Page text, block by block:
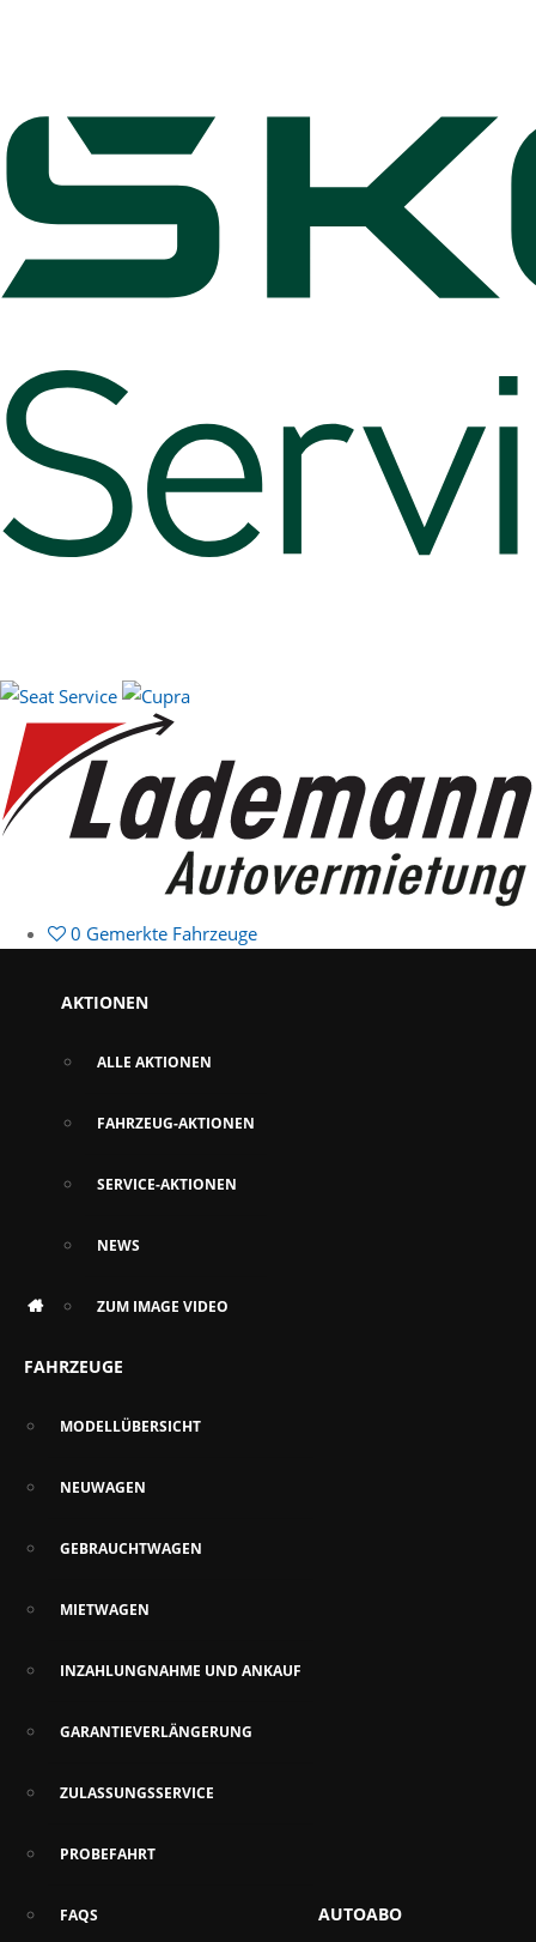
AKTIONEN
ALLE AKTIONEN
FAHRZEUG-AKTIONEN
SERVICE-AKTIONEN
NEWS
ZUM IMAGE VIDEO
FAHRZEUGE
MODELLÜBERSICHT
NEUWAGEN
GEBRAUCHTWAGEN
MIETWAGEN
INZAHLUNGNAHME UND ANKAUF
GARANTIEVERLÄNGERUNG
ZULASSUNGSSERVICE
PROBEFAHRT
FAQS AUTOABO
0 Gemerkte Fahrzeuge